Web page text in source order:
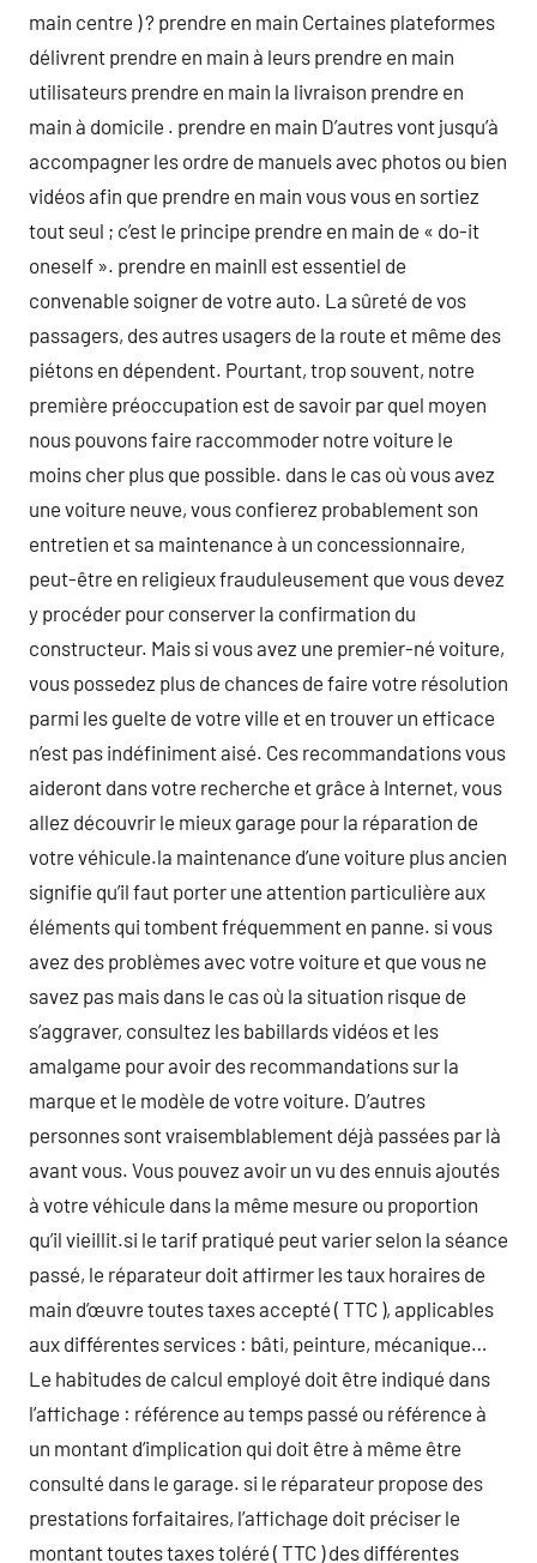
main centre ) ? prendre en main Certaines plateformes
délivrent prendre en main à leurs prendre en main
utilisateurs prendre en main la livraison prendre en
main à domicile . prendre en main D’autres vont jusqu’à
accompagner les ordre de manuels avec photos ou bien
vidéos afin que prendre en main vous vous en sortiez
tout seul ; c’est le principe prendre en main de « do-it
oneself ». prendre en mainIl est essentiel de
convenable soigner de votre auto. La sûreté de vos
passagers, des autres usagers de la route et même des
piétons en dépendent. Pourtant, trop souvent, notre
première préoccupation est de savoir par quel moyen
nous pouvons faire raccommoder notre voiture le
moins cher plus que possible. dans le cas où vous avez
une voiture neuve, vous confierez probablement son
entretien et sa maintenance à un concessionnaire,
peut-être en religieux frauduleusement que vous devez
y procéder pour conserver la confirmation du
constructeur. Mais si vous avez une premier-né voiture,
vous possedez plus de chances de faire votre résolution
parmi les guelte de votre ville et en trouver un efficace
n’est pas indéfiniment aisé. Ces recommandations vous
aideront dans votre recherche et grâce à Internet, vous
allez découvrir le mieux garage pour la réparation de
votre véhicule.la maintenance d’une voiture plus ancien
signifie qu’il faut porter une attention particulière aux
éléments qui tombent fréquemment en panne. si vous
avez des problèmes avec votre voiture et que vous ne
savez pas mais dans le cas où la situation risque de
s’aggraver, consultez les babillards vidéos et les
amalgame pour avoir des recommandations sur la
marque et le modèle de votre voiture. D’autres
personnes sont vraisemblablement déjà passées par là
avant vous. Vous pouvez avoir un vu des ennuis ajoutés
à votre véhicule dans la même mesure ou proportion
qu’il vieillit.si le tarif pratiqué peut varier selon la séance
passé, le réparateur doit affirmer les taux horaires de
main d’œuvre toutes taxes accepté ( TTC ), applicables
aux différentes services : bâti, peinture, mécanique…
Le habitudes de calcul employé doit être indiqué dans
l’affichage : référence au temps passé ou référence à
un montant d’implication qui doit être à même être
consulté dans le garage. si le réparateur propose des
prestations forfaitaires, l’affichage doit préciser le
montant toutes taxes toléré ( TTC ) des différentes